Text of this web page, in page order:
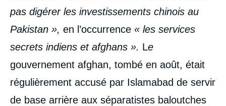
pas digérer les investissements chinois au
Pakistan », en l’occurrence « les services
secrets indiens et afghans ». Le
gouvernement afghan, tombé en août, était
régulièrement accusé par Islamabad de servir
de base arrière aux séparatistes baloutches